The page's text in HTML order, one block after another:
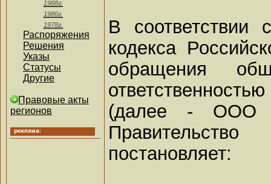
1988г.
1986г.
1978г.
Распоряжения
Решения
Указы
Статусы
Другие
Правовые акты
регионов
В соответствии
кодекса
обращения
(далее - ООО
постановляет: